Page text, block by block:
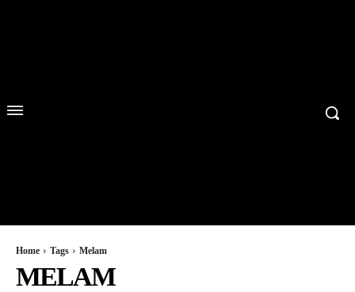
Home Tags Melam
MELAM